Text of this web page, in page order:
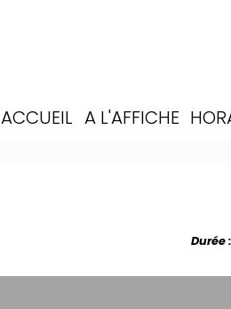
ACCUEIL A L'AFFICHE
Durée :